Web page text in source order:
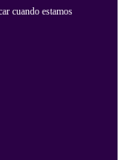
cuando estamos